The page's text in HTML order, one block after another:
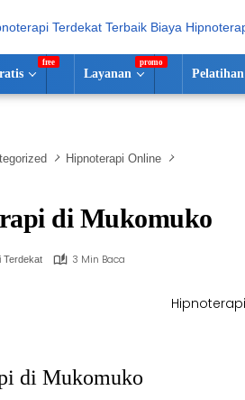
Layanan Pelatihan
Hipnoterapi Online
di Mukomuko
Terdekat 3 Min Baca
di Mukomuko